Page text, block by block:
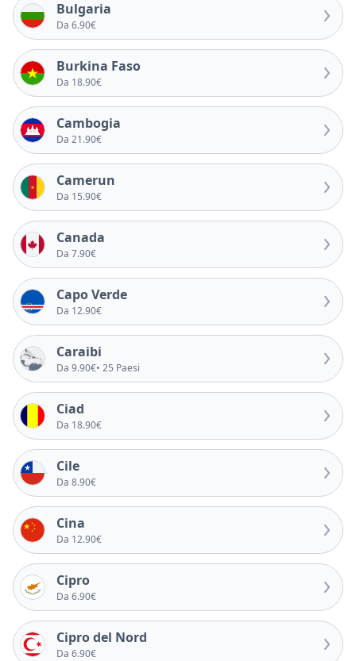
Bulgaria
Da 6.90€
Burkina Faso
Da 18.90€
Cambogia
Da 21.90€
Camerun
Da 15.90€
Canada
Da 7.90€
Capo Verde
Da 12.90€
Caraibi
Da 9.90€• 25 Paesi
Ciad
Da 18.90€
Cile
Da 8.90€
Cina
Da 12.90€
Cipro
Da 6.90€
Cipro del Nord
Da 6.90€